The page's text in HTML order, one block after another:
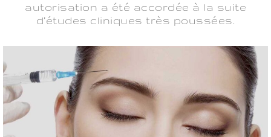
autorisation a été accordée à la suite
d’études cliniques très poussées.